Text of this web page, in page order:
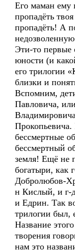
Его маман ему
пропадёть
пропадёть! А
Эти-то первые
юности (и
его трилогии
близки и
Вспомним,
Павловича,
Прокопьевича.
бессмертные
бессмертный
земля! Ещё не
богатыри, как
Добролюбов-
н Кислый, и г-
и Едрин. Так
трилогии был,
Название
творения
нам это